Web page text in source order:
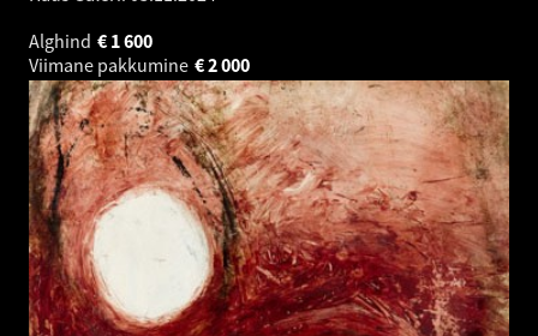
Alghind
1 600
€
Viimane pakkumine
2 000
€